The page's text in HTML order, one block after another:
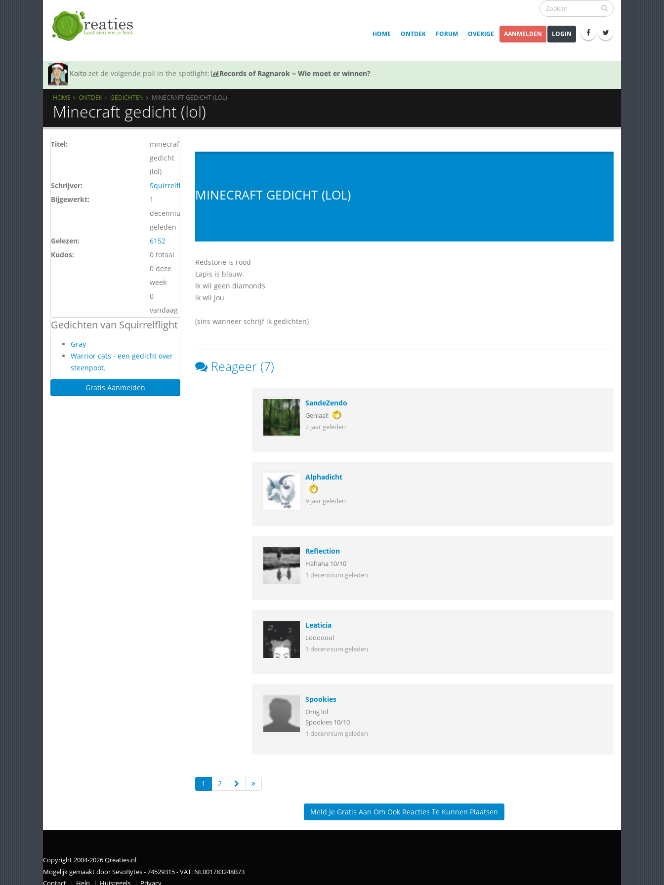
HOME ONTDEK FORUM OVERIGE AANMELDEN LOGIN
Koito zet de volgende poll in the spotlight: Records of Ragnarok ~ Wie moet er winnen?
HOME ONTDEK GEDICHTEN MINECRAFT GEDICHT (LOL)
Minecraft gedicht (lol)
Titel:
minecraft
gedicht
(lol)
Schrijver:
Squirrelflight
Bijgewerkt:
1
decennium
geleden
Gelezen:
6152
Kudos:
0 totaal
0 deze
week
0
vandaag
Gedichten van Squirrelflight
Gray
Warrior cats - een gedicht over
steenpoot.
Gratis Aanmelden
MINECRAFT GEDICHT (LOL)
Redstone is rood
Lapis is blauw.
Ik wil geen diamonds
ik wil jou
(sins wanneer schrijf ik gedichten)
Reageer (7)
SandeZendo
Geniaal!
2 jaar geleden
Alphadicht
9 jaar geleden
RefIection
Hahaha 10/10
1 decennium geleden
Leaticia
Looooool
1 decennium geleden
Spookies
Omg lol
Spookies 10/10
1 decennium geleden
1 2
Meld Je Gratis Aan Om Ook Reacties Te Kunnen Plaatsen
Copyright 2004-2026 Qreaties.nl
Mogelijk gemaakt door SesoBytes - 74529315 - VAT: NL001783248B73
Contact
Help Huisregels Privacy